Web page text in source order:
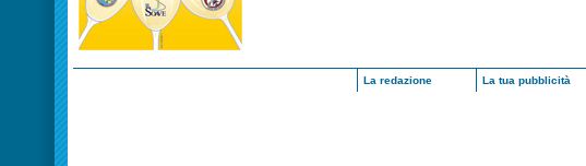
La redazione La tua pubblicità